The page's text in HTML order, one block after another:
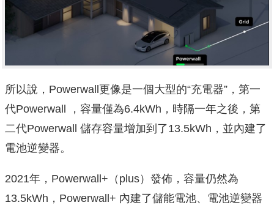
所以說，Powerwall更像是一個大型的“充電器”，第一
代Powerwall ，容量僅為6.4kWh，時隔一年之後，第
二代Powerwall 儲存容量增加到了13.5kWh，並內建了
電池逆變器。
2021年，Powerwall+（plus）發佈，容量仍然為
13.5kWh，Powerwall+ 內建了儲能電池、電池逆變器